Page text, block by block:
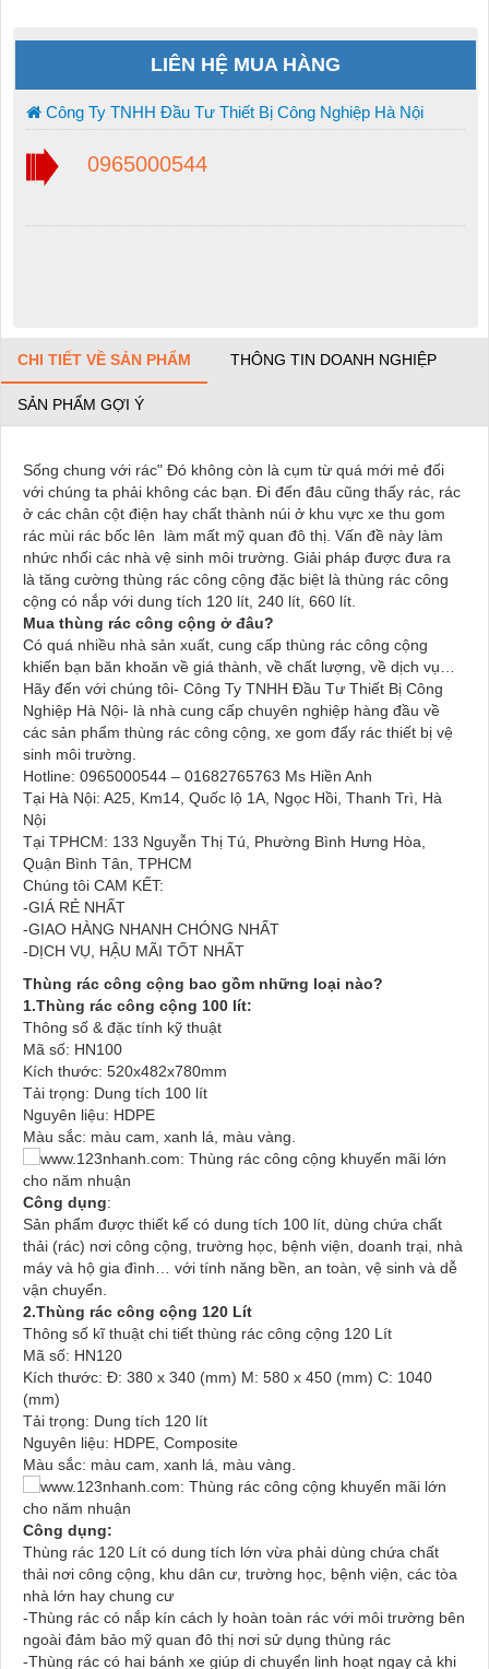
LIÊN HỆ MUA HÀNG
Công Ty TNHH Đầu Tư Thiết Bị Công Nghiệp Hà Nội
0965000544
CHI TIẾT VỀ SẢN PHẨM THÔNG TIN DOANH NGHIỆP
SẢN PHẨM GỢI Ý
Sống chung với rác" Đó không còn là cụm từ quá mới mẻ đối
với chúng ta phải không các bạn. Đi đến đâu cũng thấy rác, rác
ở các chân cột điện hay chất thành núi ở khu vực xe thu gom
rác mùi rác bốc lên làm mất mỹ quan đô thị. Vấn đề này làm
nhức nhối các nhà vệ sinh môi trường. Giải pháp được đưa ra
là tăng cường thùng rác công cộng đặc biệt là thùng rác công
cộng có nắp với dung tích 120 lít, 240 lít, 660 lít.
Mua thùng rác công cộng ở đâu?
Có quá nhiều nhà sản xuất, cung cấp thùng rác công cộng
khiến bạn băn khoăn về giá thành, về chất lượng, về dịch vụ…
Hãy đến với chúng tôi- Công Ty TNHH Đầu Tư Thiết Bị Công
Nghiệp Hà Nội- là nhà cung cấp chuyên nghiệp hàng đầu về
các sản phẩm thùng rác công cộng, xe gom đẩy rác thiết bị vệ
sinh môi trường.
Hotline: 0965000544 – 01682765763 Ms Hiền Anh
Tại Hà Nội: A25, Km14, Quốc lộ 1A, Ngọc Hồi, Thanh Trì, Hà
Nội
Tại TPHCM: 133 Nguyễn Thị Tú, Phường Bình Hưng Hòa,
Quận Bình Tân, TPHCM
Chúng tôi CAM KẾT:
-GIÁ RẺ NHẤT
-GIAO HÀNG NHANH CHÓNG NHẤT
-DỊCH VỤ, HẬU MÃI TỐT NHẤT
Thùng rác công cộng bao gồm những loại nào?
1.Thùng rác công cộng 100 lít:
Thông số & đặc tính kỹ thuật
Mã số: HN100
Kích thước: 520x482x780mm
Tải trọng: Dung tích 100 lít
Nguyên liệu: HDPE
Màu sắc: màu cam, xanh lá, màu vàng.
Công dụng:
Sản phẩm được thiết kế có dung tích 100 lít, dùng chứa chất
thải (rác) nơi công cộng, trường học, bệnh viện, doanh trại, nhà
máy và hộ gia đình… với tính năng bền, an toàn, vệ sinh và dễ
vận chuyển.
2.Thùng rác công cộng 120 Lít
Thông số kĩ thuật chi tiết thùng rác công cộng 120 Lít
Mã số: HN120
Kích thước: Đ: 380 x 340 (mm) M: 580 x 450 (mm) C: 1040
(mm)
Tải trọng: Dung tích 120 lít
Nguyên liệu: HDPE, Composite
Màu sắc: màu cam, xanh lá, màu vàng.
Công dụng:
Thùng rác 120 Lít có dung tích lớn vừa phải dùng chứa chất
thải nơi công cộng, khu dân cư, trường học, bệnh viện, các tòa
nhà lớn hay chung cư
-Thùng rác có nắp kín cách ly hoàn toàn rác với môi trường bên
ngoài đảm bảo mỹ quan đô thị nơi sử dụng thùng rác
-Thùng rác có hai bánh xe giúp di chuyển linh hoạt ngay cả khi